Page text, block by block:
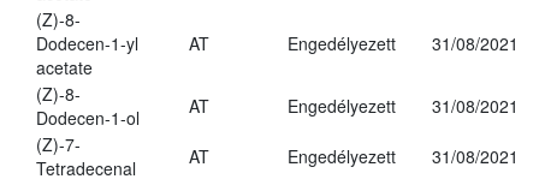
(Z)-8-
Dodecen-1-yl
acetate
AT Engedélyezett 31/08/2021
(Z)-8-
Dodecen-1-ol
AT Engedélyezett
31/08/2021
(Z)-7-
Tetradecenal
AT Engedélyezett
31/08/2021